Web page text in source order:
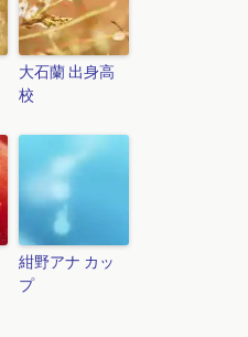
大石蘭 出身高
校
紺野アナ カッ
プ